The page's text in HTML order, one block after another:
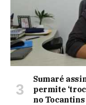
Sumaré
permite
no Tocantins